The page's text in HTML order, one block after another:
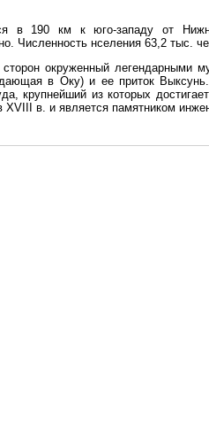
в 190 км к юго-западу от
Численность нселения 63,2 тыс.
сторон окруженный легендарными
в Оку) и ее приток
крупнейший из которых
в. и является памятником